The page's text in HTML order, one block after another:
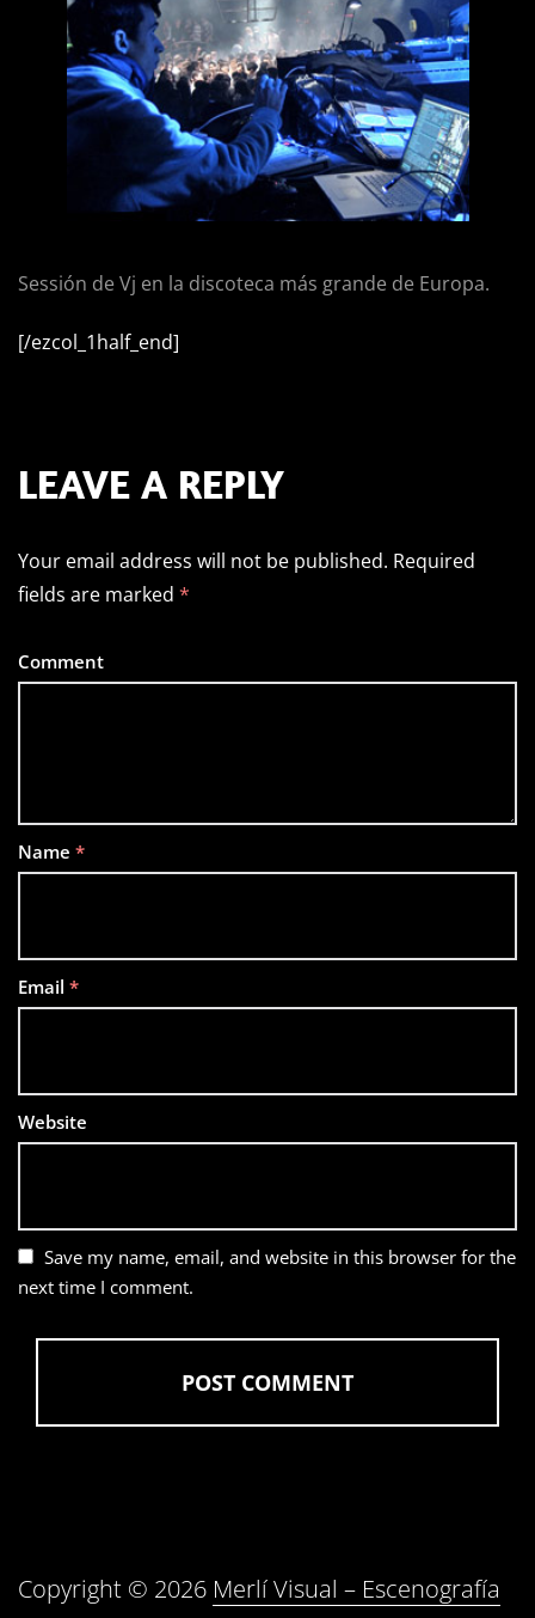
Sessión de Vj en la discoteca más grande de Europa.
[/ezcol_1half_end]
LEAVE A REPLY
Your email address will not be published. Required
fields are marked *
Comment
Name *
Email *
Website
Save my name, email, and website in this browser for the
next time I comment.
Copyright © 2026 Merlí Visual – Escenografía